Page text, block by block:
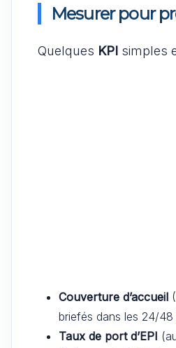
Mesurer pour
Quelques KPI simples
Couverture d’accueil
briefés dans les 24/48
Taux de port d’EPI